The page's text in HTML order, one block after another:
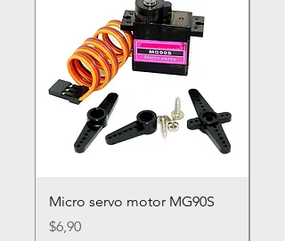
Micro servo motor MG90S
Precio
$6,90